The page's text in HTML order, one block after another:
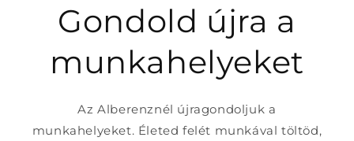
Gondold újra a
munkahelyeket
Az Alberenznél újragondoljuk a
munkahelyeket. Életed felét munkával töltöd,